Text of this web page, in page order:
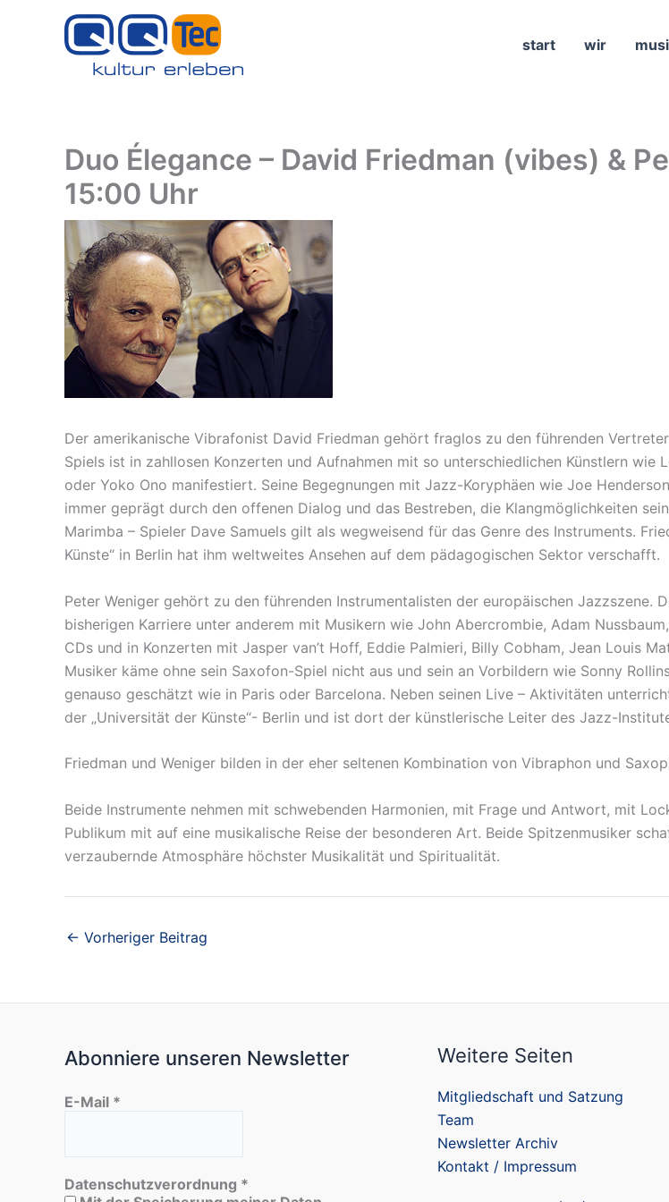
start wir
Duo Élegance – David Friedman (vibes) &
15:00 Uhr
Der amerikanische Vibrafonist David Friedman gehört fraglos zu den führenden
Spiels ist in zahllosen Konzerten und Aufnahmen mit so unterschiedlichen Künstlern wie
oder Yoko Ono manifestiert. Seine Begegnungen mit Jazz-Koryphäen wie Joe
immer geprägt durch den offenen Dialog und das Bestreben, die Klangmöglichkeiten
Marimba – Spieler Dave Samuels gilt als wegweisend für das Genre des Instruments.
Künste“ in Berlin hat ihm weltweites Ansehen auf dem pädagogischen Sektor verschafft.
Peter Weniger gehört zu den führenden Instrumentalisten der europäischen Jazzszene.
bisherigen Karriere unter anderem mit Musikern wie John Abercrombie, Adam
CDs und in Konzerten mit Jasper van’t Hoff, Eddie Palmieri, Billy Cobham, Jean Louis
Musiker käme ohne sein Saxofon-Spiel nicht aus und sein an Vorbildern wie Sonny
genauso geschätzt wie in Paris oder Barcelona. Neben seinen Live – Aktivitäten
der „Universität der Künste“- Berlin und ist dort der künstlerische Leiter des Jazz-
Friedman und Weniger bilden in der eher seltenen Kombination von Vibraphon und
Beide Instrumente nehmen mit schwebenden Harmonien, mit Frage und Antwort, mit
Publikum mit auf eine musikalische Reise der besonderen Art. Beide Spitzenmusiker
verzaubernde Atmosphäre höchster Musikalität und Spiritualität.
← Vorheriger Beitrag
Abonniere unseren Newsletter
E-Mail *
Datenschutzverordnung *
Weitere Seiten
Mitgliedschaft und Satzung
Team
Newsletter Archiv
Kontakt / Impressum